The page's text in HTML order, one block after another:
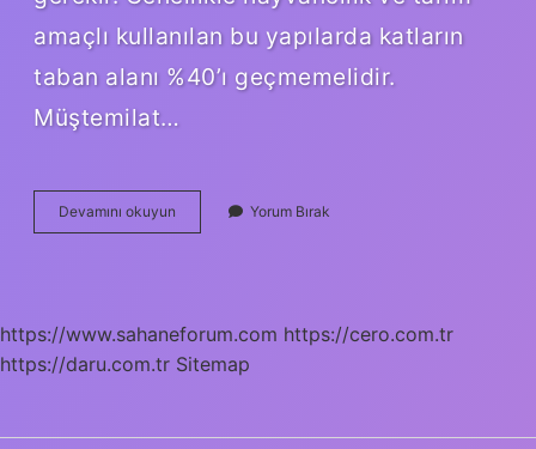
amaçlı kullanılan bu yapılarda katların
taban alanı %40’ı geçmemelidir.
Müştemilat…
Devamını okuyun Müştemilat
Ne
Yorum Bırak
https://www.sahaneforum.com https://cero.com.tr
https://daru.com.tr Sitemap